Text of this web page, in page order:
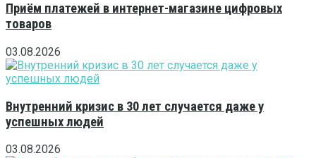
Приём платежей в интернет-магазине цифровых
товаров
03.08.2026
Внутренний кризис в 30 лет случается даже у
успешных людей
03.08.2026